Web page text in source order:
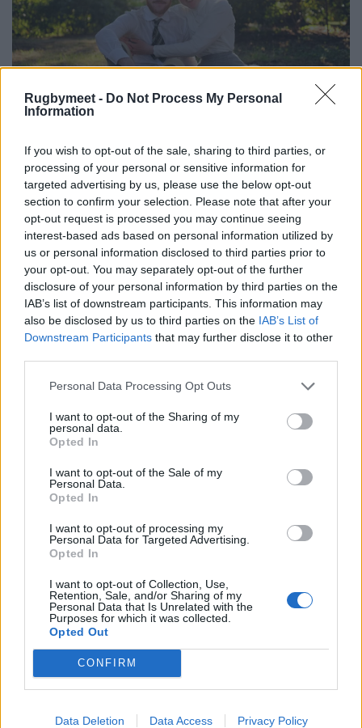
Rugbymeet - Do Not Process My Personal
Information
If you wish to opt-out of the sale, sharing to third parties, or
processing of your personal or sensitive information for
targeted advertising by us, please use the below opt-out
section to confirm your selection. Please note that after your
opt-out request is processed you may continue seeing
interest-based ads based on personal information utilized by
us or personal information disclosed to third parties prior to
your opt-out. You may separately opt-out of the further
disclosure of your personal information by third parties on the
IAB’s list of downstream participants. This information may
also be disclosed by us to third parties on the IAB’s List of
Downstream Participants that may further disclose it to other
Personal Data Processing Opt Outs
I want to opt-out of the Sharing of my
personal data.
Opted In
I want to opt-out of the Sale of my
Personal Data.
Opted In
I want to opt-out of processing my
Personal Data for Targeted Advertising.
Opted In
I want to opt-out of Collection, Use,
Retention, Sale, and/or Sharing of my
Personal Data that Is Unrelated with the
Purposes for which it was collected.
Opted Out
CONFIRM
Data Deletion Data Access Privacy Policy